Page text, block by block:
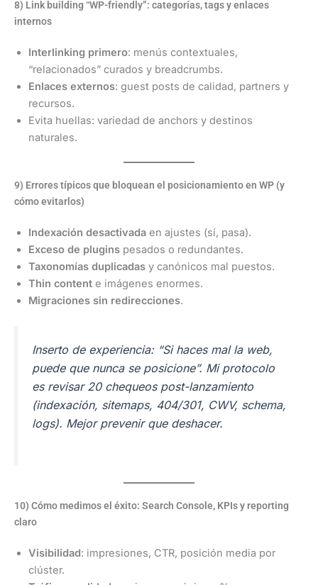
8) Link building “WP-friendly”: categorías, tags y enlaces
internos
Interlinking primero: menús contextuales,
“relacionados” curados y breadcrumbs.
Enlaces externos: guest posts de calidad, partners y
recursos.
Evita huellas: variedad de anchors y destinos
naturales.
9) Errores típicos que bloquean el posicionamiento en WP (y
cómo evitarlos)
Indexación desactivada en ajustes (sí, pasa).
Exceso de plugins pesados o redundantes.
Taxonomías duplicadas y canónicos mal puestos.
Thin content e imágenes enormes.
Migraciones sin redirecciones.
Inserto de experiencia: “Si haces mal la web,
puede que nunca se posicione”. Mi protocolo
es revisar 20 chequeos post-lanzamiento
(indexación, sitemaps, 404/301, CWV, schema,
logs). Mejor prevenir que deshacer.
10) Cómo medimos el éxito: Search Console, KPIs y reporting
claro
Visibilidad: impresiones, CTR, posición media por
clúster.